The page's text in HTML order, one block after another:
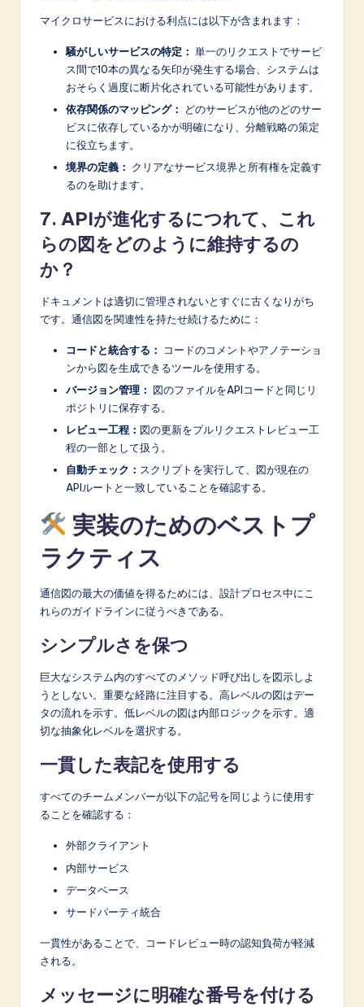
マイクロサービスにおける利点には以下が含まれます：
騒がしいサービスの特定： 単一のリクエストでサービ
ス間で10本の異なる矢印が発生する場合、システムは
おそらく過度に断片化されている可能性があります。
依存関係のマッピング：
どのサービスが他のどのサー
ビスに依存しているかが明確になり、分離戦略の策定
に役立ちます。
境界の定義： クリアなサービス境界と所有権を定義す
るのを助けます。
7. APIが進化するにつれて、これ
らの図をどのように維持するの
か？
ドキュメントは適切に管理されないとすぐに古くなりがち
です。通信図を関連性を持たせ続けるために：
コードと統合する：
コードのコメントやアノテーショ
ンから図を生成できるツールを使用する。
バージョン管理： 図のファイルをAPIコードと同じリ
ポジトリに保存する。
レビュー工程： 図の更新をプルリクエストレビュー工
程の一部として扱う。
自動チェック： スクリプトを実行して、図が現在の
APIルートと一致していることを確認する。
実装のためのベストプ
ラクティス
通信図の最大の価値を得るためには、設計プロセス中にこ
れらのガイドラインに従うべきである。
シンプルさを保つ
巨大なシステム内のすべてのメソッド呼び出しを図示しよ
うとしない。重要な経路に注目する。高レベルの図はデー
タの流れを示す。低レベルの図は内部ロジックを示す。適
切な抽象化レベルを選択する。
一貫した表記を使用する
すべてのチームメンバーが以下の記号を同じように使用す
ることを確認する：
外部クライアント
内部サービス
データベース
サードパーティ統合
一貫性があることで、コードレビュー時の認知負荷が軽減
される。
メッセージに明確な番号を付ける